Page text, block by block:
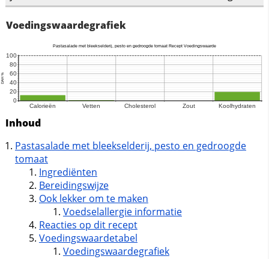
Voedingswaardegrafiek
Inhoud
Pastasalade met bleekselderij, pesto en gedroogde
tomaat
Ingrediënten
Bereidingswijze
Ook lekker om te maken
Voedselallergie informatie
Reacties op dit recept
Voedingswaardetabel
Voedingswaardegrafiek